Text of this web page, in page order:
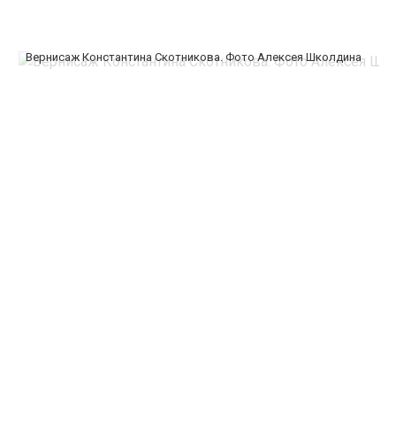
Вернисаж Константина Скотникова. Фото Алексея Школдина